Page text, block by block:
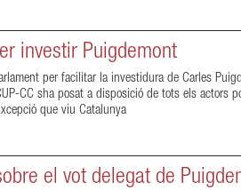
investir Puigdemont
per facilitar la investidura de Carles
CC sha posat a disposició de tots els actors
que viu Catalunya
el vot delegat de